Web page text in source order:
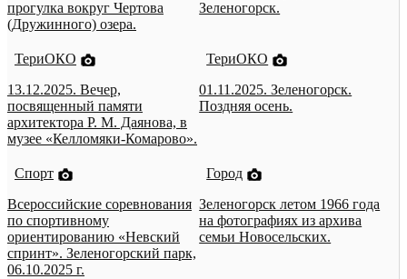
прогулка вокруг Чертова
(Дружинного) озера.
Зеленогорск.
ТериОКО
13.12.2025. Вечер,
посвященный памяти
архитектора Р. М. Даянова, в
музее «Келломяки-Комарово».
ТериОКО
01.11.2025. Зеленогорск.
Поздняя осень.
Спорт
Всероссийские соревнования
по спортивному
ориентированию «Невский
спринт». Зеленогорский парк,
06.10.2025 г.
Город
Зеленогорск летом 1966 года
на фотографиях из архива
семьи Новосельских.